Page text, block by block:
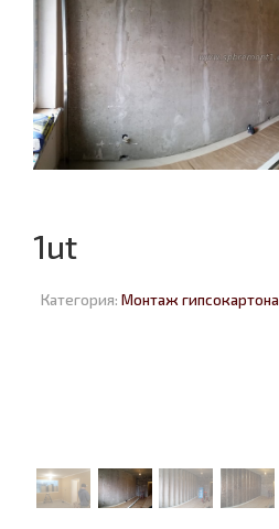
1ut
Категория: Монтаж гипсокартона